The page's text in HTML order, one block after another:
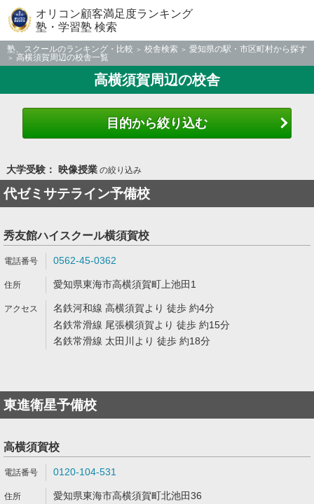
オリコン顧客満足度ランキング
塾・学習塾 検索
塾、スクールのランキング・比較 校舎検索
愛知県の駅・市区町村から探す
高横須賀周辺の校舎一覧
高横須賀周辺の校舎
目的から絞り込む
大学受験： 映像授業の絞り込み
代ゼミサテライン予備校
秀友館ハイスクール横須賀校
0562-45-0362
愛知県東海市高横須賀町上池田1
名鉄河和線 高横須賀より 徒歩 約4分
名鉄常滑線 尾張横須賀より 徒歩 約15分
名鉄常滑線 太田川より 徒歩 約18分
東進衛星予備校
高横須賀校
0120-104-531
愛知県東海市高横須賀町北池田36